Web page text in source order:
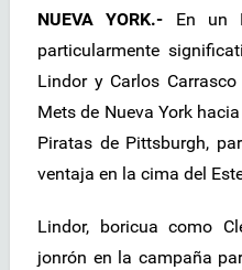
NUEVA YORK.- En un
particularmente
Lindor y Carlos
Mets de Nueva York
Piratas de Pittsburgh,
ventaja en la cima del
Lindor, boricua como
jonrón en la campaña